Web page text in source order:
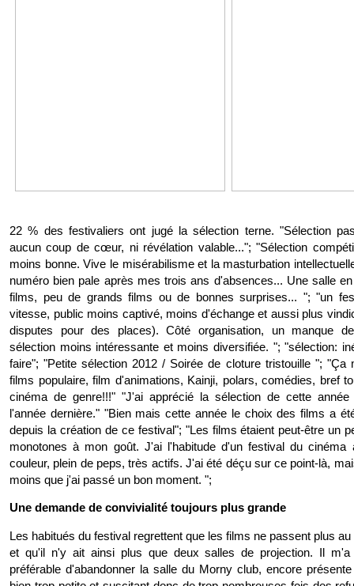
22 % des festivaliers ont jugé la sélection terne. "Sélection
aucun coup de cœur, ni révélation valable..."; "Sélection
moins bonne. Vive le misérabilisme et la masturbation
numéro bien pale après mes trois ans d'absences... Une salle
films, peu de grands films ou de bonnes surprises... "; "un
vitesse, public moins captivé, moins d'échange et aussi plus
disputes pour des places). Côté organisation, un manque
sélection moins intéressante et moins diversifiée. "; "sélection:
faire"; "Petite sélection 2012 / Soirée de cloture tristouille "; "Ça
films populaire, film d'animations, Kainji, polars, comédies, bref
cinéma de genre!!!" "J'ai apprécié la sélection de cette
l'année dernière." "Bien mais cette année le choix des films a
depuis la création de ce festival"; "Les films étaient peut-être un
monotones à mon goût. J'ai l'habitude d'un festival du cinéma
couleur, plein de peps, très actifs. J'ai été déçu sur ce point-là,
moins que j'ai passé un bon moment. ";
Une demande de convivialité toujours plus grande
Les habitués du festival regrettent que les films ne passent plus
et qu'il n'y ait ainsi plus que deux salles de projection. Il m'a
préférable d'abandonner la salle du Morny club, encore